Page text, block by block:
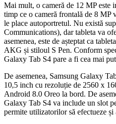
Mai mult, o cameră de 12 MP este
timp ce o cameră frontală de 8 MP
le place autoportretul. Nu există
Communications), dar tableta va
asemenea, este de așteptat ca
AKG și stiloul S Pen. Conform
Galaxy Tab S4 pare a fi cea mai
De asemenea, Samsung Galaxy
10,5 inch cu rezoluție de 2560 x
Android 8.0 Oreo la bord. De
Galaxy Tab S4 va include un slot
permite utilizatorilor să efectueze și